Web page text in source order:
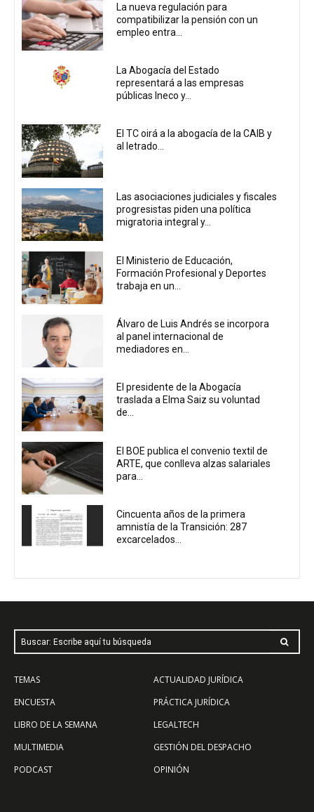
La nueva regulación para
compatibilizar la pensión con un
empleo entra...
La Abogacía del Estado
representará a las empresas
públicas Ineco y...
El TC oirá a la abogacía de la CAIB y
al letrado...
Las asociaciones judiciales y fiscales
progresistas piden una política
migratoria integral y...
El Ministerio de Educación,
Formación Profesional y Deportes
trabaja en un...
Álvaro de Luis Andrés se incorpora
al panel internacional de
mediadores en...
El presidente de la Abogacía
traslada a Elma Saiz su voluntad
de...
El BOE publica el convenio textil de
ARTE, que conlleva alzas salariales
para...
Cincuenta años de la primera
amnistía de la Transición: 287
excarcelados...
Buscar: Escribe aquí tu búsqueda
TEMAS
ENCUESTA
LIBRO DE LA SEMANA
MULTIMEDIA
PODCAST
ACTUALIDAD JURÍDICA
PRÁCTICA JURÍDICA
LEGALTECH
GESTIÓN DEL DESPACHO
OPINIÓN